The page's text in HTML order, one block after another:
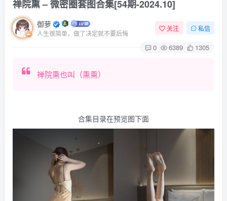
禅院熏 – 微密圈套图合集[54期-2024.10]
御萝
人生很简单，做了决定就不要后悔
关注 私信
0 6389 1305
禅院熏也叫（熏熏）
合集目录在预览图下面